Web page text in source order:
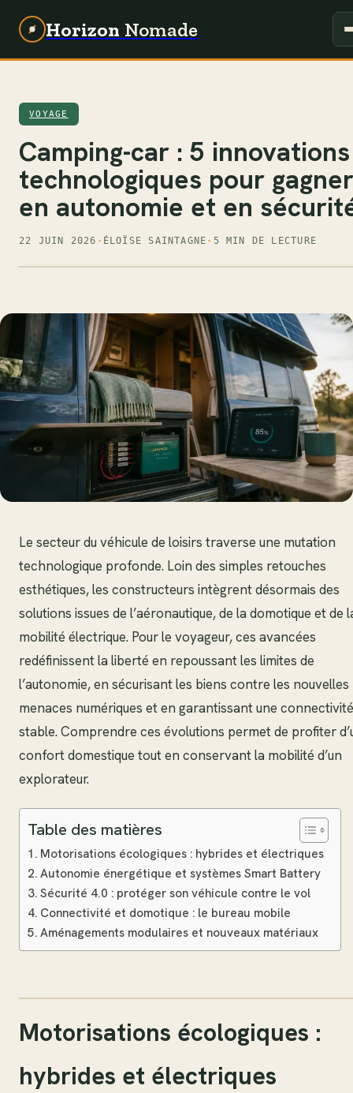
Horizon Nomade
VOYAGE
Camping-car : 5 innovations
technologiques pour gagner
en autonomie et en
22 JUIN 2026 · ÉLOÏSE SAINTAGNE · 5 MIN DE LECTURE
Le secteur du véhicule de loisirs traverse une mutation
technologique profonde. Loin des simples retouches
esthétiques, les constructeurs intègrent désormais des
solutions issues de l’aéronautique, de la domotique et de
mobilité électrique. Pour le voyageur, ces avancées
redéfinissent la liberté en repoussant les limites de
l’autonomie, en sécurisant les biens contre les nouvelles
menaces numériques et en garantissant une connectivité
stable. Comprendre ces évolutions permet de profiter
confort domestique tout en conservant la mobilité d’un
explorateur.
Table des matières
Motorisations écologiques : hybrides et électriques
Autonomie énergétique et systèmes Smart Battery
Sécurité 4.0 : protéger son véhicule contre le vol
Connectivité et domotique : le bureau mobile
Aménagements modulaires et nouveaux matériaux
Motorisations écologiques :
hybrides et électriques